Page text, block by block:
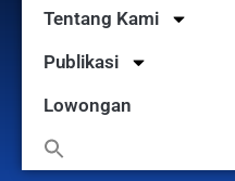
Tentang Kami
Publikasi
Lowongan